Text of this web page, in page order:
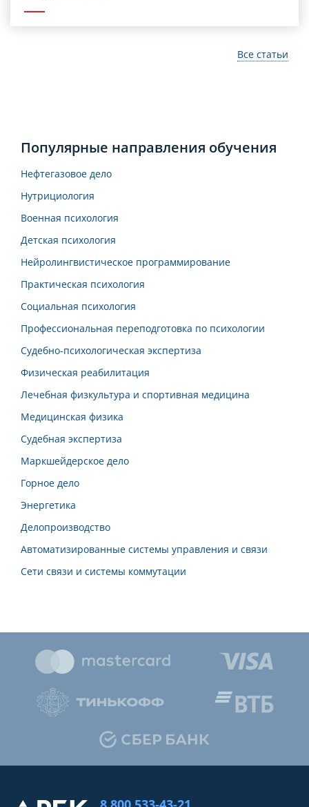
Все статьи
Популярные направления обучения
Нефтегазовое дело
Нутрициология
Военная психология
Детская психология
Нейролингвистическое программирование
Практическая психология
Социальная психология
Профессиональная переподготовка по психологии
Судебно-психологическая экспертиза
Физическая реабилитация
Лечебная физкультура и спортивная медицина
Медицинская физика
Судебная экспертиза
Маркшейдерское дело
Горное дело
Энергетика
Делопроизводство
Автоматизированные системы управления и связи
Сети связи и системы коммутации